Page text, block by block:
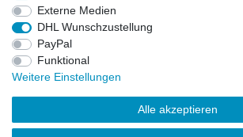
© Copyright 2026 | Alle Rechte
Handelsgesellschaft mbH.
Alle Markennamen, Warenzeichen sowie
Produktbilder und Beschreibungen sind
rechtmäßigen Eigentümer und dienen hier
Preise nur für registrierte Händler,
Externe Medien
DHL Wunschzustellung
PayPal
Funktional
Weitere Einstellungen
Alle akzeptieren